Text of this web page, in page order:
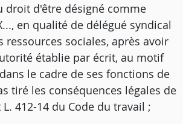
droit d'être désigné comme
en qualité de délégué syndical
ressources sociales, après avoir
établie par écrit, au motif
le cadre de ses fonctions de
tiré les conséquences légales de
412-14 du Code du travail ;